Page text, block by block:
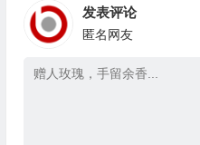
发表评论
匿名网友